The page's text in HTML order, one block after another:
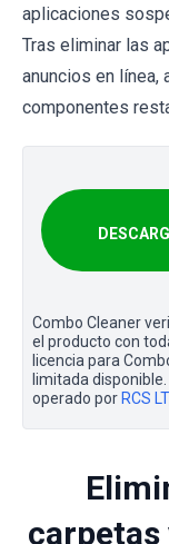
aplicaciones
Tras eliminar las
anuncios en línea,
componentes
Combo Cleaner
el producto con
licencia para
limitada
operado por RCS LT